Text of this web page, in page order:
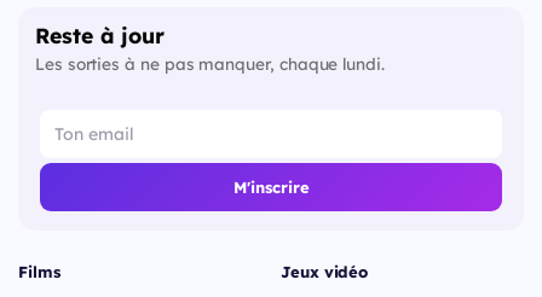
Reste à jour
Les sorties à ne pas manquer, chaque lundi.
M'inscrire
Films Jeux vidéo